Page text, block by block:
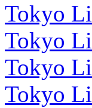
Tokyo
Tokyo
Tokyo
Tokyo